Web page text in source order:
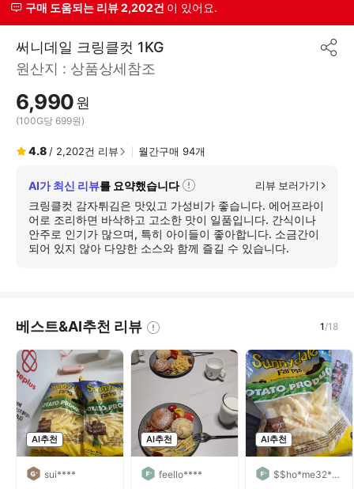
구매 도움되는 리뷰 2,202건 이 있어요.
써니데일 크링클컷 1KG
원산지 : 상품상세참조
6,990원
(100G당 699원)
4.8 / 2,202건 리뷰 월간구매 94개
AI가 최신 리뷰를 요약했습니다
자
세
히
보
기
리뷰 보러가기
크링클컷 감자튀김은 맛있고 가성비가 좋습니다. 에어프라이
어로 조리하면 바삭하고 고소한 맛이 일품입니다. 간식이나
안주로 인기가 많으며, 특히 아이들이 좋아합니다. 소금간이
되어 있지 않아 다양한 소스와 함께 즐길 수 있습니다.
공
베스트&AI추천 리뷰 1/18
AI추천
sui****
AI추천
feello****
AI추천
$$ho*me32****